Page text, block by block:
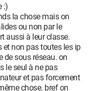
:)
la chose mais on
ou non par le
aussi à leur classe.
et non pas toutes les ip
de sous réseau. on
le seul à ne pas
et pas forcement
chose. bref on